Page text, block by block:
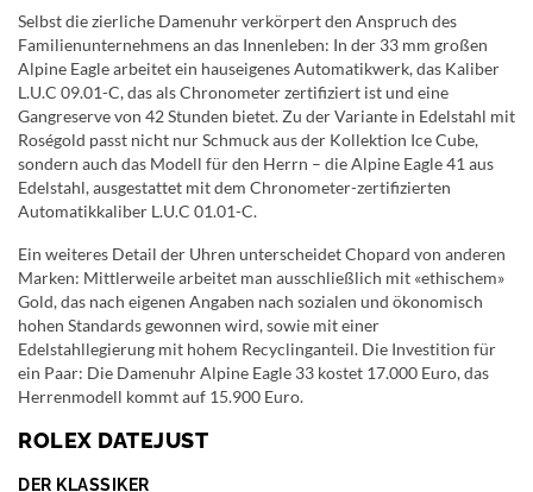
Selbst die zierliche Damenuhr verkörpert den Anspruch des
Familienunternehmens an das Innenleben: In der 33 mm großen
Alpine Eagle arbeitet ein hauseigenes Automatikwerk, das Kaliber
L.U.C 09.01-C, das als Chronometer zertifiziert ist und eine
Gangreserve von 42 Stunden bietet. Zu der Variante in Edelstahl mit
Roségold passt nicht nur Schmuck aus der Kollektion Ice Cube,
sondern auch das Modell für den Herrn – die Alpine Eagle 41 aus
Edelstahl, ausgestattet mit dem Chronometer-zertifizierten
Automatikkaliber L.U.C 01.01-C.
Ein weiteres Detail der Uhren unterscheidet Chopard von anderen
Marken: Mittlerweile arbeitet man ausschließlich mit «ethischem»
Gold, das nach eigenen Angaben nach sozialen und ökonomisch
hohen Standards gewonnen wird, sowie mit einer
Edelstahllegierung mit hohem Recyclinganteil. Die Investition für
ein Paar: Die Damenuhr Alpine Eagle 33 kostet 17.000 Euro, das
Herrenmodell kommt auf 15.900 Euro.
ROLEX DATEJUST
DER KLASSIKER